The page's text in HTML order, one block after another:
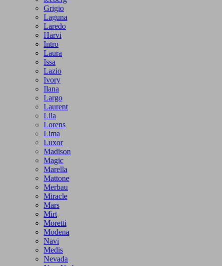
Grigio
Laguna
Laredo
Harvi
Intro
Laura
Issa
Lazio
Ivory
Ilana
Largo
Laurent
Lila
Lorens
Lima
Luxor
Madison
Magic
Marella
Mattone
Merbau
Miracle
Mars
Mirt
Moretti
Modena
Navi
Medis
Nevada